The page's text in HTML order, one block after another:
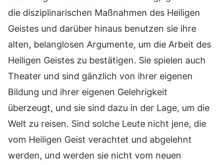
die disziplinarischen Maßnahmen des Heiligen
Geistes und darüber hinaus benutzen sie ihre
alten, belanglosen Argumente, um die Arbeit des
Heiligen Geistes zu bestätigen. Sie spielen auch
Theater und sind gänzlich von ihrer eigenen
Bildung und ihrer eigenen Gelehrigkeit
überzeugt, und sie sind dazu in der Lage, um die
Welt zu reisen. Sind solche Leute nicht jene, die
vom Heiligen Geist verachtet und abgelehnt
werden, und werden sie nicht vom neuen